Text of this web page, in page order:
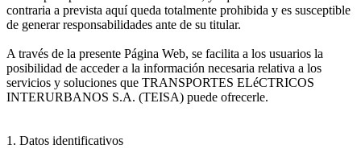
contraria a prevista aquí queda totalmente prohibida y es susceptible
de generar responsabilidades ante de su titular.
A través de la presente Página Web, se facilita a los usuarios la
posibilidad de acceder a la información necesaria relativa a los
servicios y soluciones que TRANSPORTES ELéCTRICOS
INTERURBANOS S.A. (TEISA) puede ofrecerle.
1. Datos identificativos